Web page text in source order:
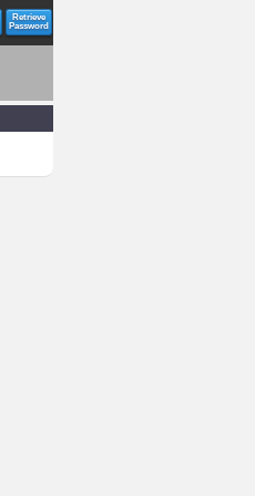
Retrieve
Password